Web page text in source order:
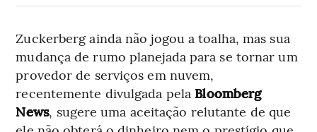
Zuckerberg ainda não jogou a toalha, mas sua
mudança de rumo planejada para se tornar um
provedor de serviços em nuvem,
recentemente divulgada pela Bloomberg
News, sugere uma aceitação relutante de que